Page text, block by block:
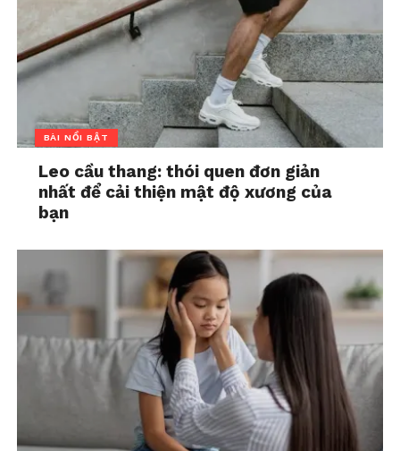
BÀI NỔI BẬT
Leo cầu thang: thói quen đơn giản
nhất để cải thiện mật độ xương của
bạn